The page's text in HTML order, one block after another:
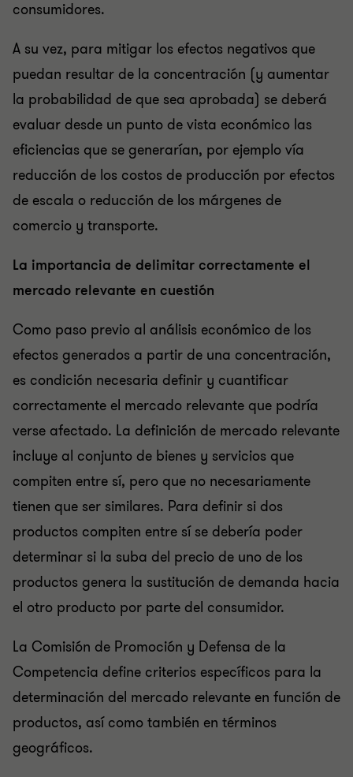
consumidores.
A su vez, para mitigar los efectos negativos que
puedan resultar de la concentración (y aumentar
la probabilidad de que sea aprobada) se deberá
evaluar desde un punto de vista económico las
eficiencias que se generarían, por ejemplo vía
reducción de los costos de producción por efectos
de escala o reducción de los márgenes de
comercio y transporte.
La importancia de delimitar correctamente el
mercado relevante en cuestión
Como paso previo al análisis económico de los
efectos generados a partir de una concentración,
es condición necesaria definir y cuantificar
correctamente el mercado relevante que podría
verse afectado. La definición de mercado relevante
incluye al conjunto de bienes y servicios que
compiten entre sí, pero que no necesariamente
tienen que ser similares. Para definir si dos
productos compiten entre sí se debería poder
determinar si la suba del precio de uno de los
productos genera la sustitución de demanda hacia
el otro producto por parte del consumidor.
La Comisión de Promoción y Defensa de la
Competencia define criterios específicos para la
determinación del mercado relevante en función de
productos, así como también en términos
geográficos.